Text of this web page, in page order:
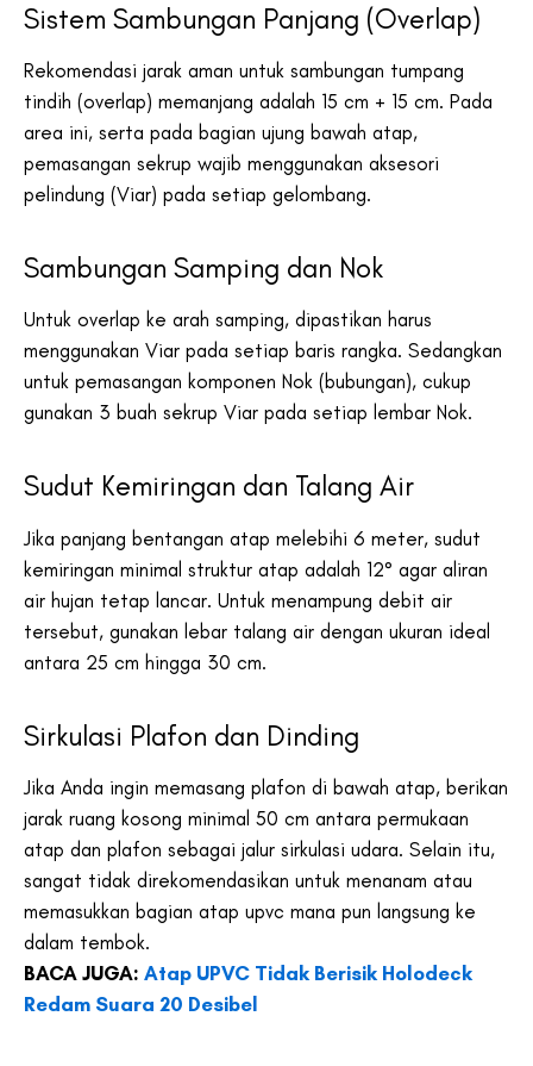
Sistem Sambungan Panjang (Overlap)
Rekomendasi jarak aman untuk sambungan tumpang
tindih (overlap) memanjang adalah 15 cm + 15 cm. Pada
area ini, serta pada bagian ujung bawah atap,
pemasangan sekrup wajib menggunakan aksesori
pelindung (Viar) pada setiap gelombang.
Sambungan Samping dan Nok
Untuk overlap ke arah samping, dipastikan harus
menggunakan Viar pada setiap baris rangka. Sedangkan
untuk pemasangan komponen Nok (bubungan), cukup
gunakan 3 buah sekrup Viar pada setiap lembar Nok.
Sudut Kemiringan dan Talang Air
Jika panjang bentangan atap melebihi 6 meter, sudut
kemiringan minimal struktur atap adalah 12° agar aliran
air hujan tetap lancar. Untuk menampung debit air
tersebut, gunakan lebar talang air dengan ukuran ideal
antara 25 cm hingga 30 cm.
Sirkulasi Plafon dan Dinding
Jika Anda ingin memasang plafon di bawah atap, berikan
jarak ruang kosong minimal 50 cm antara permukaan
atap dan plafon sebagai jalur sirkulasi udara. Selain itu,
sangat tidak direkomendasikan untuk menanam atau
memasukkan bagian atap upvc mana pun langsung ke
dalam tembok.
BACA JUGA: Atap UPVC Tidak Berisik Holodeck
Redam Suara 20 Desibel